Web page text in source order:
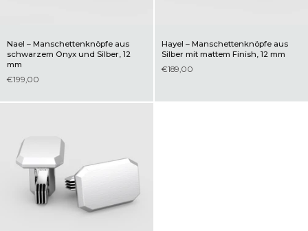
Nael – Manschettenknöpfe aus
schwarzem Onyx und Silber, 12
mm
€199,00
Hayel – Manschettenknöpfe aus
Silber mit mattem Finish, 12 mm
€189,00